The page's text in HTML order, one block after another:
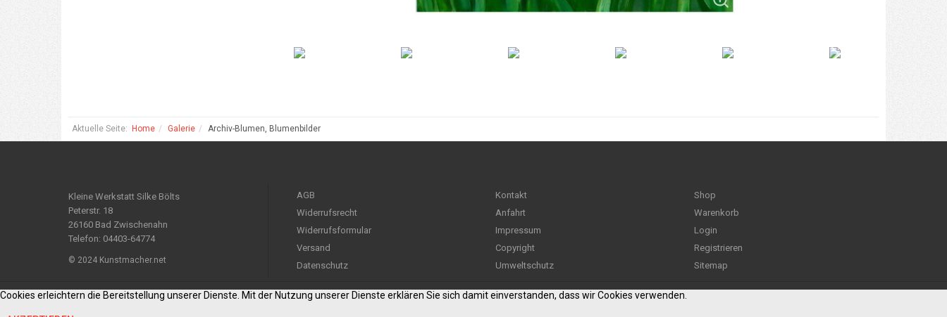
Aktuelle Seite: Home Galerie Archiv-Blumen, Blumenbilder
Kleine Werkstatt Silke Bölts
Peterstr. 18
26160 Bad Zwischenahn
Telefon: 04403-64774
© 2024 Kunstmacher.net
AGB
Widerrufsrecht
Widerrufsformular
Versand
Datenschutz
Kontakt
Anfahrt
Impressum
Copyright
Umweltschutz
Shop
Warenkorb
Login
Registrieren
Sitemap
Cookies erleichtern die Bereitstellung unserer Dienste. Mit der Nutzung unserer Dienste erklären Sie sich damit einverstanden, dass wir Cookies verwenden.